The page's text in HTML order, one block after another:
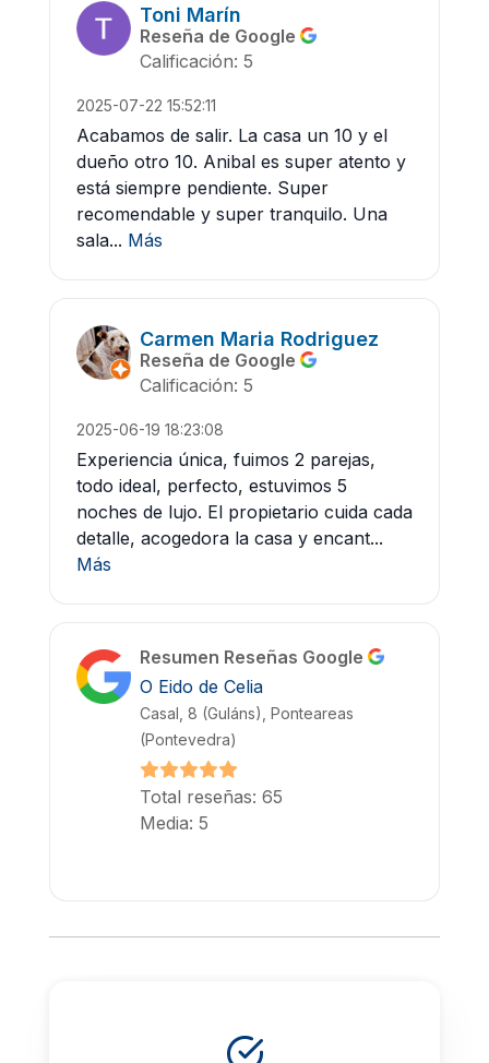
Toni Marín
Reseña de Google
Calificación: 5
2025-07-22 15:52:11
Acabamos de salir. La casa un 10 y el
dueño otro 10. Anibal es super atento y
está siempre pendiente. Super
recomendable y super tranquilo. Una
sala... Más
Carmen Maria Rodriguez
Reseña de Google
Calificación: 5
2025-06-19 18:23:08
Experiencia única, fuimos 2 parejas,
todo ideal, perfecto, estuvimos 5
noches de lujo. El propietario cuida cada
detalle, acogedora la casa y encant...
Más
Resumen Reseñas Google
O Eido de Celia
Casal, 8 (Guláns), Ponteareas
(Pontevedra)
Total reseñas: 65
Media: 5